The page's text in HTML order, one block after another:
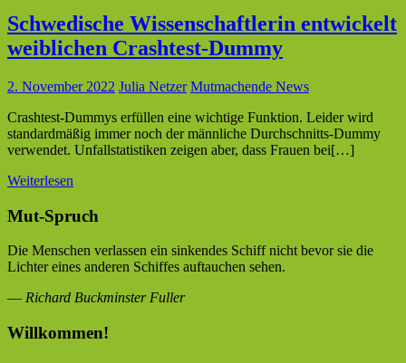
Schwedische Wissenschaftlerin entwickelt
weiblichen Crashtest-Dummy
2. November 2022 Julia Netzer Mutmachende News
Crashtest-Dummys erfüllen eine wichtige Funktion. Leider wird
standardmäßig immer noch der männliche Durchschnitts-Dummy
verwendet. Unfallstatistiken zeigen aber, dass Frauen bei[…]
Weiterlesen
Mut-Spruch
Die Menschen verlassen ein sinkendes Schiff nicht bevor sie die
Lichter eines anderen Schiffes auftauchen sehen.
— Richard Buckminster Fuller
Willkommen!